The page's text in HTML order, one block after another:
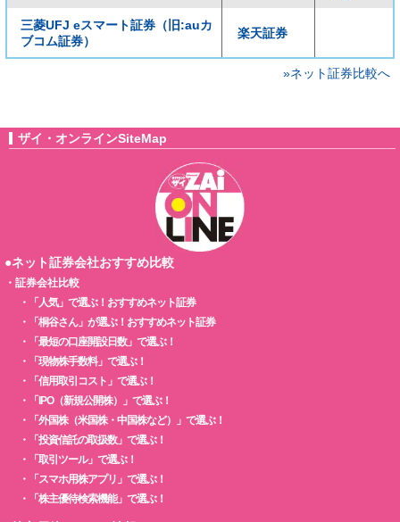
三菱UFJ eスマート証券（旧:auカ
ブコム証券）
楽天証券
»ネット証券比較へ
ザイ・オンラインSiteMap
●ネット証券会社おすすめ比較
・ 証券会社比較
・
「人気」で選ぶ！おすすめネット証券
・
「桐谷さん」が選ぶ！おすすめネット証券
・
「最短の口座開設日数」で選ぶ！
・
「現物株手数料」で選ぶ！
・
「信用取引コスト」で選ぶ！
・
「IPO（新規公開株）」で選ぶ！
・
「外国株（米国株・中国株など）」で選ぶ！
・
「投資信託の取扱数」で選ぶ！
・
「取引ツール」で選ぶ！
・
「スマホ用株アプリ」で選ぶ！
・
「株主優待検索機能」で選ぶ！